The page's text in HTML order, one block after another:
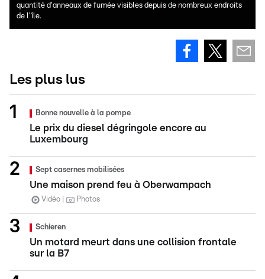
quantité d'anneaux de fumée visibles depuis de nombreux endroits
de l'île.
Les plus lus
Bonne nouvelle à la pompe
Le prix du diesel dégringole encore au
Luxembourg
Sept casernes mobilisées
Une maison prend feu à Oberwampach
Vidéo Photos
Schieren
Un motard meurt dans une collision frontale
sur la B7